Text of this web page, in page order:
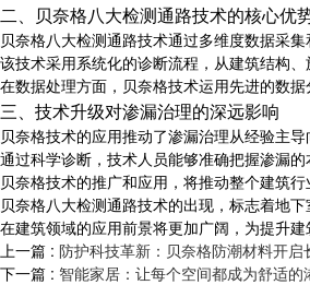
二、贝奈格八大检测通路技术的核心优
贝奈格八大检测通路技术通过多维度数据采
该技术采用系统化的诊断流程，从建筑结构
在数据处理方面，贝奈格技术运用先进的数
三、技术升级对渗漏治理的深远影响
贝奈格技术的应用推动了渗漏治理从经验主
通过科学诊断，技术人员能够准确把握渗漏
贝奈格技术的推广和应用，将推动整个建筑
贝奈格八大检测通路技术的出现，标志着地
在建筑领域的应用前景将更加广阔，为提升建
上一篇 : 防护科技革新：贝奈格防潮材料开启
下一篇 : 智能家居：让每个空间都成为舒适的